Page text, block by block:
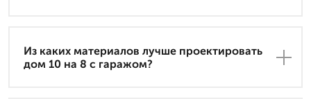
Из каких материалов лучше проектировать
дом 10 на 8 с гаражом?